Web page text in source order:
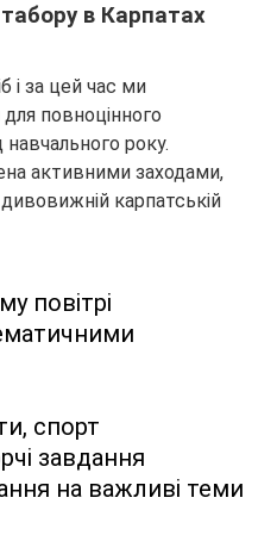
в Карпатах
і за цей час ми
повноцінного
навчального року.
активними заходами,
карпатській
повітрі
спорт
завдання
на важливі теми